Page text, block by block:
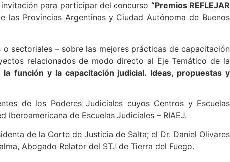
invitación para participar del concurso “Premios REFLEJAR
Provincias Argentinas y Ciudad Autónoma de Buenos
sectoriales – sobre las mejores prácticas de capacitación
relacionados de modo directo al Eje Temático de la
función y la capacitación judicial. Ideas, propuestas y
de los Poderes Judiciales cuyos Centros y Escuelas
Iberoamericana de Escuelas Judiciales – RIAEJ.
de la Corte de Justicia de Salta; el Dr. Daniel Olivares
Abogado Relator del STJ de Tierra del Fuego.